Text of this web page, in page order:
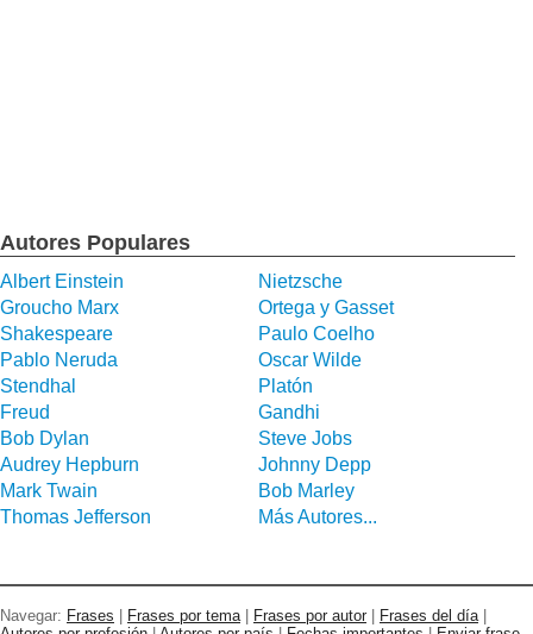
Autores Populares
Albert Einstein
Nietzsche
Groucho Marx
Ortega y Gasset
Shakespeare
Paulo Coelho
Pablo Neruda
Oscar Wilde
Stendhal
Platón
Freud
Gandhi
Bob Dylan
Steve Jobs
Audrey Hepburn
Johnny Depp
Mark Twain
Bob Marley
Thomas Jefferson
Más Autores...
Navegar: Frases Frases por tema| Frases por autor Frases del día|